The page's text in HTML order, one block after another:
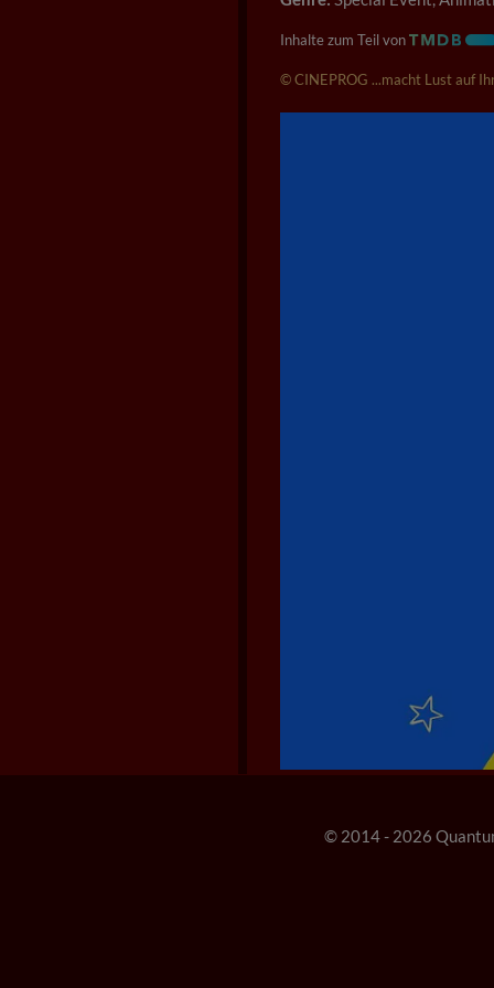
Inhalte zum Teil von
© CINEPROG ...macht Lust auf
© 2014 - 2026